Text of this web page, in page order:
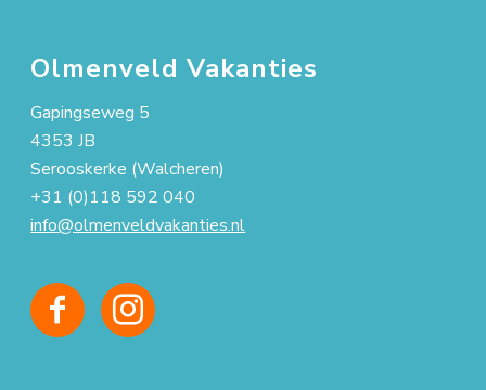
Olmenveld Vakanties
Gapingseweg 5
4353 JB
Serooskerke (Walcheren)
+31 (0)118 592 040
info@olmenveldvakanties.nl